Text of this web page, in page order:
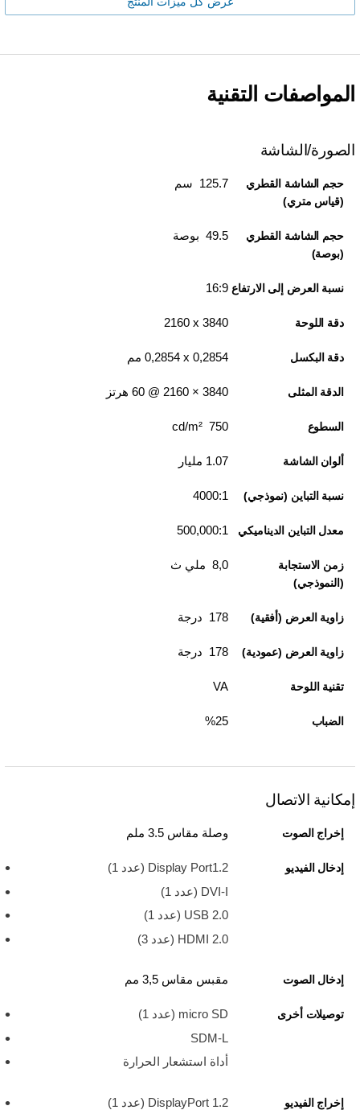
المواصفات التقنية
الصورة/الشاشة
حجم الشاشة القطري
(قياس متري)
125.7 سم
حجم الشاشة القطري
(بوصة)
49.5 بوصة
نسبة العرض إلى الارتفاع 16:9
دقة اللوحة 3840 x‏ 2160
دقة البكسل 0,2854 x‏ 0,2854 مم
الدقة المثلى 3840‏ × 2160 @ 60 هرتز
السطوع 750 cd/m²
ألوان الشاشة 1.07 مليار
نسبة التباين (نموذجي) 4000:1
معدل التباين الديناميكي 500,000:1
زمن الاستجابة
(النموذجي)
8,0 ملي ث
زاوية العرض (أفقية) 178 درجة
زاوية العرض (عمودية) 178 درجة
تقنية اللوحة VA
الضباب 25‏%
إمكانية الاتصال
إخراج الصوت وصلة مقاس 3.5 ملم
إدخال الفيديو
Display Port1.2 (عدد 1)
DVI-I (عدد 1)
USB 2.0 ‏(عدد 1)
HDMI 2.0 (عدد 3)
إدخال الصوت مقبس مقاس 3,5 مم
توصيلات أخرى
micro SD (عدد 1)
SDM-L
أداة استشعار الحرارة
إخراج الفيديو
DisplayPort 1.2 (عدد 1)